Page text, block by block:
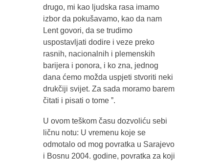
drugo, mi kao ljudska rasa imamo
izbor da pokušavamo, kao da nam
Lent govori, da se trudimo
uspostavljati dodire i veze preko
rasnih, nacionalnih i plemenskih
barijera i ponora, i ko zna, jednog
dana ćemo možda uspjeti stvoriti neki
drukčiji svijet. Za sada moramo barem
čitati i pisati o tome ˮ.
U ovom teškom času dozvoliću sebi
ličnu notu: U vremenu koje se
odmotalo od mog povratka u Sarajevo
i Bosnu 2004. godine, povratka za koji